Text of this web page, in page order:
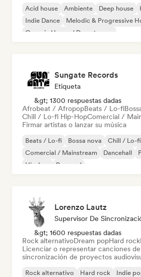
Acid house Ambiente Deep house
Indie Dance
Melodic & Progressive
Organic House / Downtempo
Sungate Records
Etiqueta
&gt; 1300 respuestas dadas
Afrobeat / AfropopBeats / Lo-fi
Chill / Lo-fi Hip-HopComercial /
Firmar artistas o lanzar su música
Beats / Lo-fi Bossa nova
Chill / Lo-
Comercial / Mainstream
Dancehall
Hip-hop
Pop soul
Lorenzo Lautz
Supervisor De
&gt; 1600 respuestas dadas
Rock alternativoDream popHard rock
Licenciar o representar canciones
sincronización de proyectos
Rock alternativo Hard rock Indie